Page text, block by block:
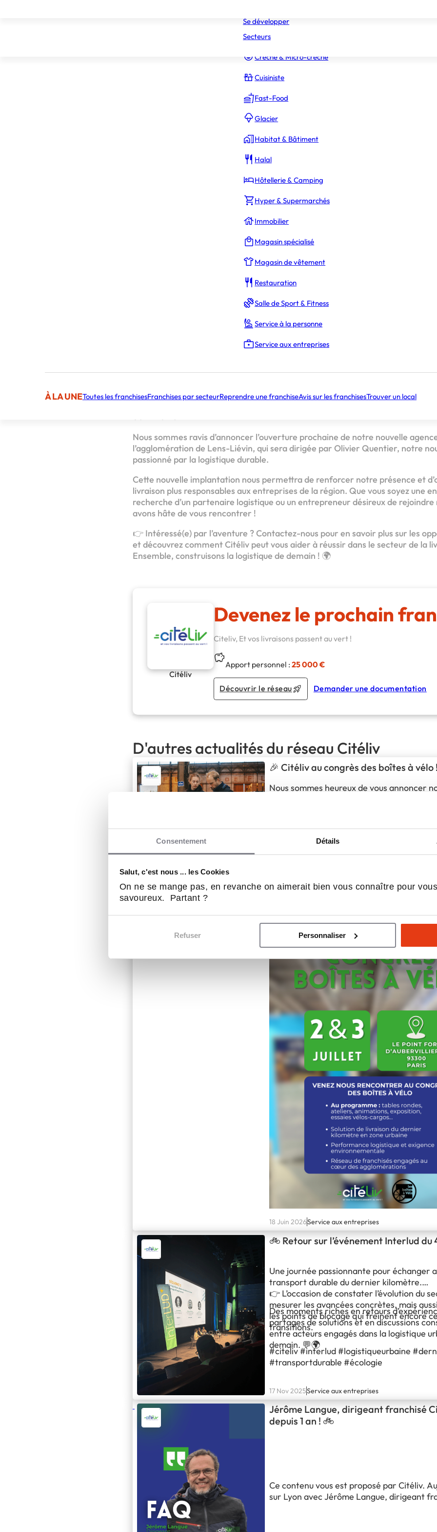
Consentement Détails
Salut, c'est nous ... les Cookies
On ne se mange pas, en revanche on aimerait bien vous connaître pour
savoureux. Partant ?
Refuser Personnaliser
Constructeur Piscines & Spas
Crèche & Micro-crèche
Cuisiniste
Fast-Food
Glacier
Habitat & Bâtiment
Halal
Hôtellerie & Camping
Hyper & Supermarchés
Immobilier
Magasin spécialisé
Magasin de vêtement
Restauration
Salle de Sport & Fitness
Service à la personne
Service aux entreprises
À LA UNEToutes les franchisesFranchises par secteurReprendre une franchiseAvis sur les franchisesTrouver un local
Se développer
Secteurs
Nous sommes ravis d’annoncer l’ouverture prochaine de notre nouvelle
l’agglomération de Lens-Liévin, qui sera dirigée par Olivier Quentier, notre
passionné par la logistique durable.
Cette nouvelle implantation nous permettra de renforcer notre présence et
livraison plus responsables aux entreprises de la région. Que vous soyez une
recherche d’un partenaire logistique ou un entrepreneur désireux de rejoindre
avons hâte de vous rencontrer !
👉 Intéressé(e) par l’aventure ? Contactez-nous pour en savoir plus sur les
et découvrez comment Citéliv peut vous aider à réussir dans le secteur de la
Ensemble, construisons la logistique de demain ! 🌍
Citéliv
Devenez le prochain
Citeliv, Et vos livraisons passent au vert !
Apport personnel : 25 000 €
Découvrir le réseau Demander une documentation
D'autres actualités du réseau Citéliv
🎉 Citéliv au congrès des boîtes à vélo !
Nous sommes heureux de vous annoncer
vous incontournable pour échanger
la logistique, de la supply chain et de la
2 & 3 juillet 2026
jeudi 2 juillet de 9h00 à 18h00,
paris/#billetterie
18 Juin 2026Service aux entreprises
🚲 Retour sur l’événement Interlud du
Une journée passionnante pour échanger
transport durable du dernier kilomètre.
👉 L’occasion de constater l’évolution du
mesurer les avancées concrètes, mais
les points de blocage qui freinent encore
transitions.
Des moments riches en retours
partages de solutions et en discussions
entre acteurs engagés dans la logistique
demain. 💬🌍
#citeliv #interlud #logistiqueurbaine
#transportdurable #écologie
17 Nov 2025Service aux entreprises
Jérôme Langue, dirigeant franchisé
depuis 1 an ! 🚲
Ce contenu vous est proposé par Citéliv.
sur Lyon avec Jérôme Langue, dirigeant